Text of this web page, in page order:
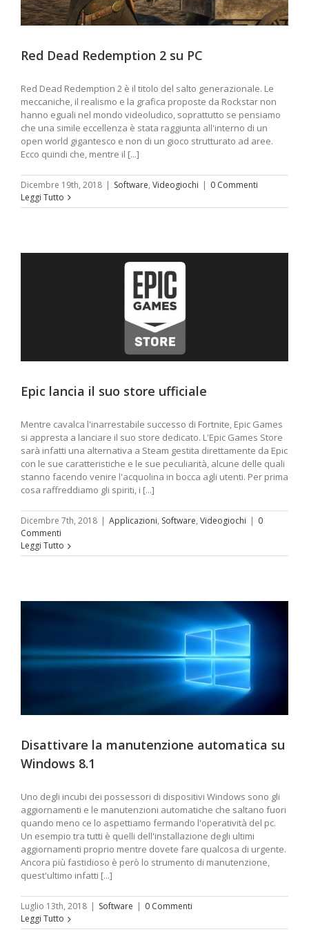
Red Dead Redemption 2 su PC
Red Dead Redemption 2 è il titolo del salto generazionale. Le
meccaniche, il realismo e la grafica proposte da Rockstar non
hanno eguali nel mondo videoludico, soprattutto se pensiamo
che una simile eccellenza è stata raggiunta all'interno di un
open world gigantesco e non di un gioco strutturato ad aree.
Ecco quindi che, mentre il [...]
Dicembre 19th, 2018 | Software, Videogiochi | 0 Commenti
Leggi Tutto
Epic lancia il suo store ufficiale
Mentre cavalca l'inarrestabile successo di Fortnite, Epic Games
si appresta a lanciare il suo store dedicato. L'Epic Games Store
sarà infatti una alternativa a Steam gestita direttamente da Epic
con le sue caratteristiche e le sue peculiarità, alcune delle quali
stanno facendo venire l'acquolina in bocca agli utenti. Per prima
cosa raffreddiamo gli spiriti, i [...]
Dicembre 7th, 2018 | Applicazioni, Software, Videogiochi | 0
Commenti
Leggi Tutto
Disattivare la manutenzione automatica su
Windows 8.1
Uno degli incubi dei possessori di dispositivi Windows sono gli
aggiornamenti e le manutenzioni automatiche che saltano fuori
quando meno ce lo aspettiamo fermando l'operatività del pc.
Un esempio tra tutti è quelli dell'installazione degli ultimi
aggiornamenti proprio mentre dovete fare qualcosa di urgente.
Ancora più fastidioso è però lo strumento di manutenzione,
quest'ultimo infatti [...]
Luglio 13th, 2018 | Software | 0 Commenti
Leggi Tutto